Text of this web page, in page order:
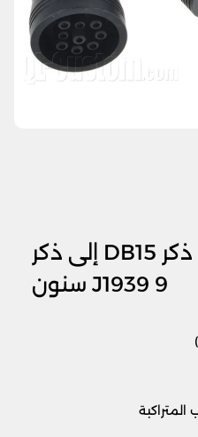
كابل مقسِّم من ذكر DB15 إلى ذكر
J1939 9 سنون
المتراكبة